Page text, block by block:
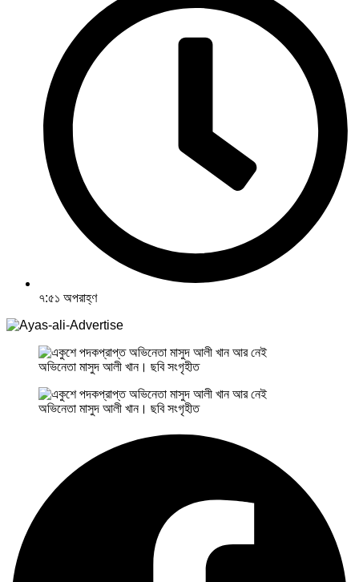
৭:৫১ অপরাহ্ণ
অভিনেতা মাসুদ আলী খান। ছবি সংগৃহীত
অভিনেতা মাসুদ আলী খান। ছবি সংগৃহীত